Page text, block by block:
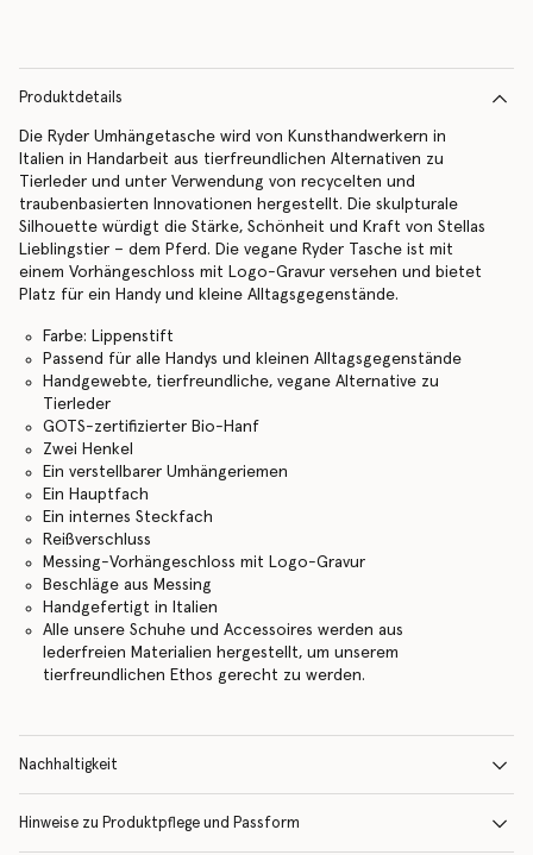
Produktdetails
Die Ryder Umhängetasche wird von Kunsthandwerkern in
Italien in Handarbeit aus tierfreundlichen Alternativen zu
Tierleder und unter Verwendung von recycelten und
traubenbasierten Innovationen hergestellt. Die skulpturale
Silhouette würdigt die Stärke, Schönheit und Kraft von Stellas
Lieblingstier – dem Pferd. Die vegane Ryder Tasche ist mit
einem Vorhängeschloss mit Logo-Gravur versehen und bietet
Platz für ein Handy und kleine Alltagsgegenstände.
Farbe: Lippenstift
Passend für alle Handys und kleinen Alltagsgegenstände
Handgewebte, tierfreundliche, vegane Alternative zu
Tierleder
GOTS-zertifizierter Bio-Hanf
Zwei Henkel
Ein verstellbarer Umhängeriemen
Ein Hauptfach
Ein internes Steckfach
Reißverschluss
Messing-Vorhängeschloss mit Logo-Gravur
Beschläge aus Messing
Handgefertigt in Italien
Alle unsere Schuhe und Accessoires werden aus
lederfreien Materialien hergestellt, um unserem
tierfreundlichen Ethos gerecht zu werden.
Nachhaltigkeit
Hinweise zu Produktpflege und Passform